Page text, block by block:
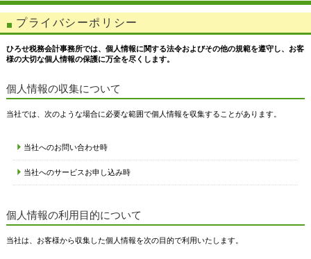
プライバシーポリシー
ひろせ税務会計事務所では、個人情報に関する法令およびその他の規範を遵守し、お客
様の大切な個人情報の保護に万全を尽くします。
個人情報の収集について
当社では、次のような場合に必要な範囲で個人情報を収集することがあります。
当社へのお問い合わせ時
当社へのサービスお申し込み時
個人情報の利用目的について
当社は、お客様から収集した個人情報を次の目的で利用いたします。